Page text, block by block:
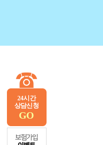
24시간
상담신청
GO